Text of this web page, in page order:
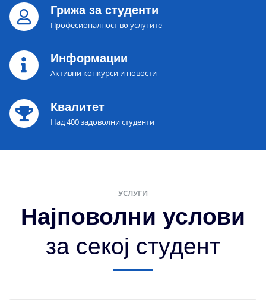
Грижа за студенти
Професионалност во услугите
Информации
Активни конкурси и новости
Квалитет
Над 400 задоволни студенти
УСЛУГИ
Најповолни услови
за секој студент